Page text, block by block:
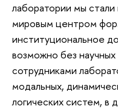
лаборатории мы
мировым центром
институциональное
возможно без научных
сотрудниками
модальных,
логических систем, в